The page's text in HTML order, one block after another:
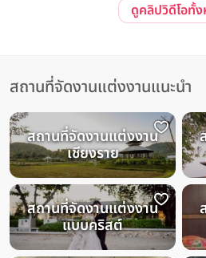
Event | ประทับใจไม่รู้จบ! รวมภาพบรร
ดูคลิปวิดีโอทั้
สถานที่จัดงานแต่งงานแนะนำ
สถานที่จัดงานแต่งงาน
เชียงราย
สถานที่จัดงานแต่งงาน
แบบคริสต์